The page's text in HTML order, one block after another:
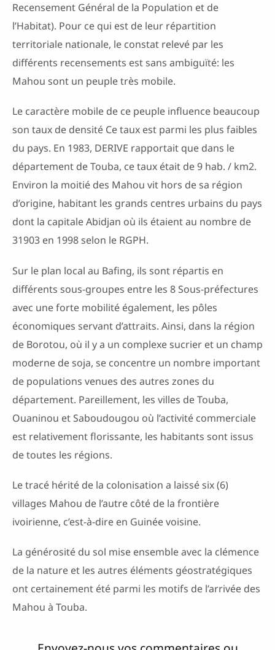
Recensement Général de la Population et de
l’Habitat). Pour ce qui est de leur répartition
territoriale nationale, le constat relevé par les
différents recensements est sans ambiguïté: les
Mahou sont un peuple très mobile.
Le caractère mobile de ce peuple influence beaucoup
son taux de densité Ce taux est parmi les plus faibles
du pays. En 1983, DERIVE rapportait que dans le
département de Touba, ce taux était de 9 hab. / km2.
Environ la moitié des Mahou vit hors de sa région
d’origine, habitant les grands centres urbains du pays
dont la capitale Abidjan où ils étaient au nombre de
31903 en 1998 selon le RGPH.
Sur le plan local au Bafing, ils sont répartis en
différents sous-groupes entre les 8 Sous-préfectures
avec une forte mobilité également, les pôles
économiques servant d’attraits. Ainsi, dans la région
de Borotou, où il y a un complexe sucrier et un champ
moderne de soja, se concentre un nombre important
de populations venues des autres zones du
département. Pareillement, les villes de Touba,
Ouaninou et Saboudougou où l’activité commerciale
est relativement florissante, les habitants sont issus
de toutes les régions.
Le tracé hérité de la colonisation a laissé six (6)
villages Mahou de l’autre côté de la frontière
ivoirienne, c’est-à-dire en Guinée voisine.
La générosité du sol mise ensemble avec la clémence
de la nature et les autres éléments géostratégiques
ont certainement été parmi les motifs de l’arrivée des
Mahou à Touba.